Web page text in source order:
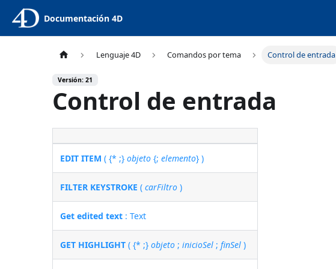
Documentación 4D
Lenguaje 4D Comandos por tema Control de entrada
Versión: 21
Control de entrada
EDIT ITEM ( {* ;}objeto {;elemento} )
FILTER KEYSTROKE (carFiltro )
Get edited text : Text
GET HIGHLIGHT ( {* ;}objeto ;inicioSel ;finSel )